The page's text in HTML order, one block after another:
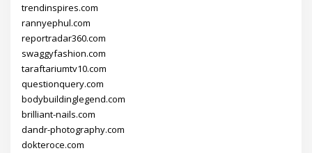
trendinspires.com
rannyephul.com
reportradar360.com
swaggyfashion.com
taraftariumtv10.com
questionquery.com
bodybuildinglegend.com
brilliant-nails.com
dandr-photography.com
dokteroce.com